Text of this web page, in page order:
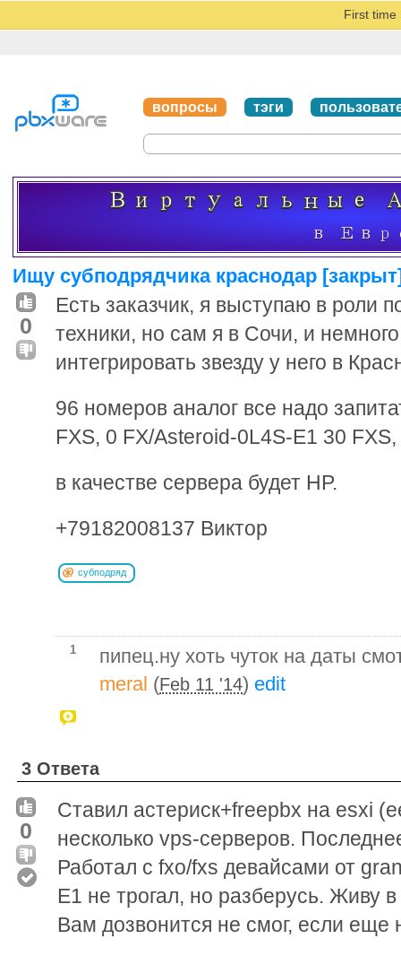
First time
вопросы тэги
Ищу субподрядчика краснодар
0
Есть заказчик, я выступаю в роли
техники, но сам я в Сочи, и
интегрировать звезду у него в
96 номеров аналог все надо
FXS, 0 FX/Asteroid-0L4S-E1 30
в качестве сервера будет HP.
+79182008137 Виктор
субподряд
1
пипец.ну хоть чуток на даты
meral (Feb 11 '14) edit
3 Ответа
0
Ставил астериск+freepbx на esxi
несколько vps-серверов.
Работал с fxo/fxs девайсами от
E1 не трогал, но разберусь. Живу
Вам дозвонится не смог, если еще